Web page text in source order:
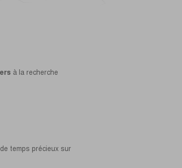
à la recherche
temps précieux sur